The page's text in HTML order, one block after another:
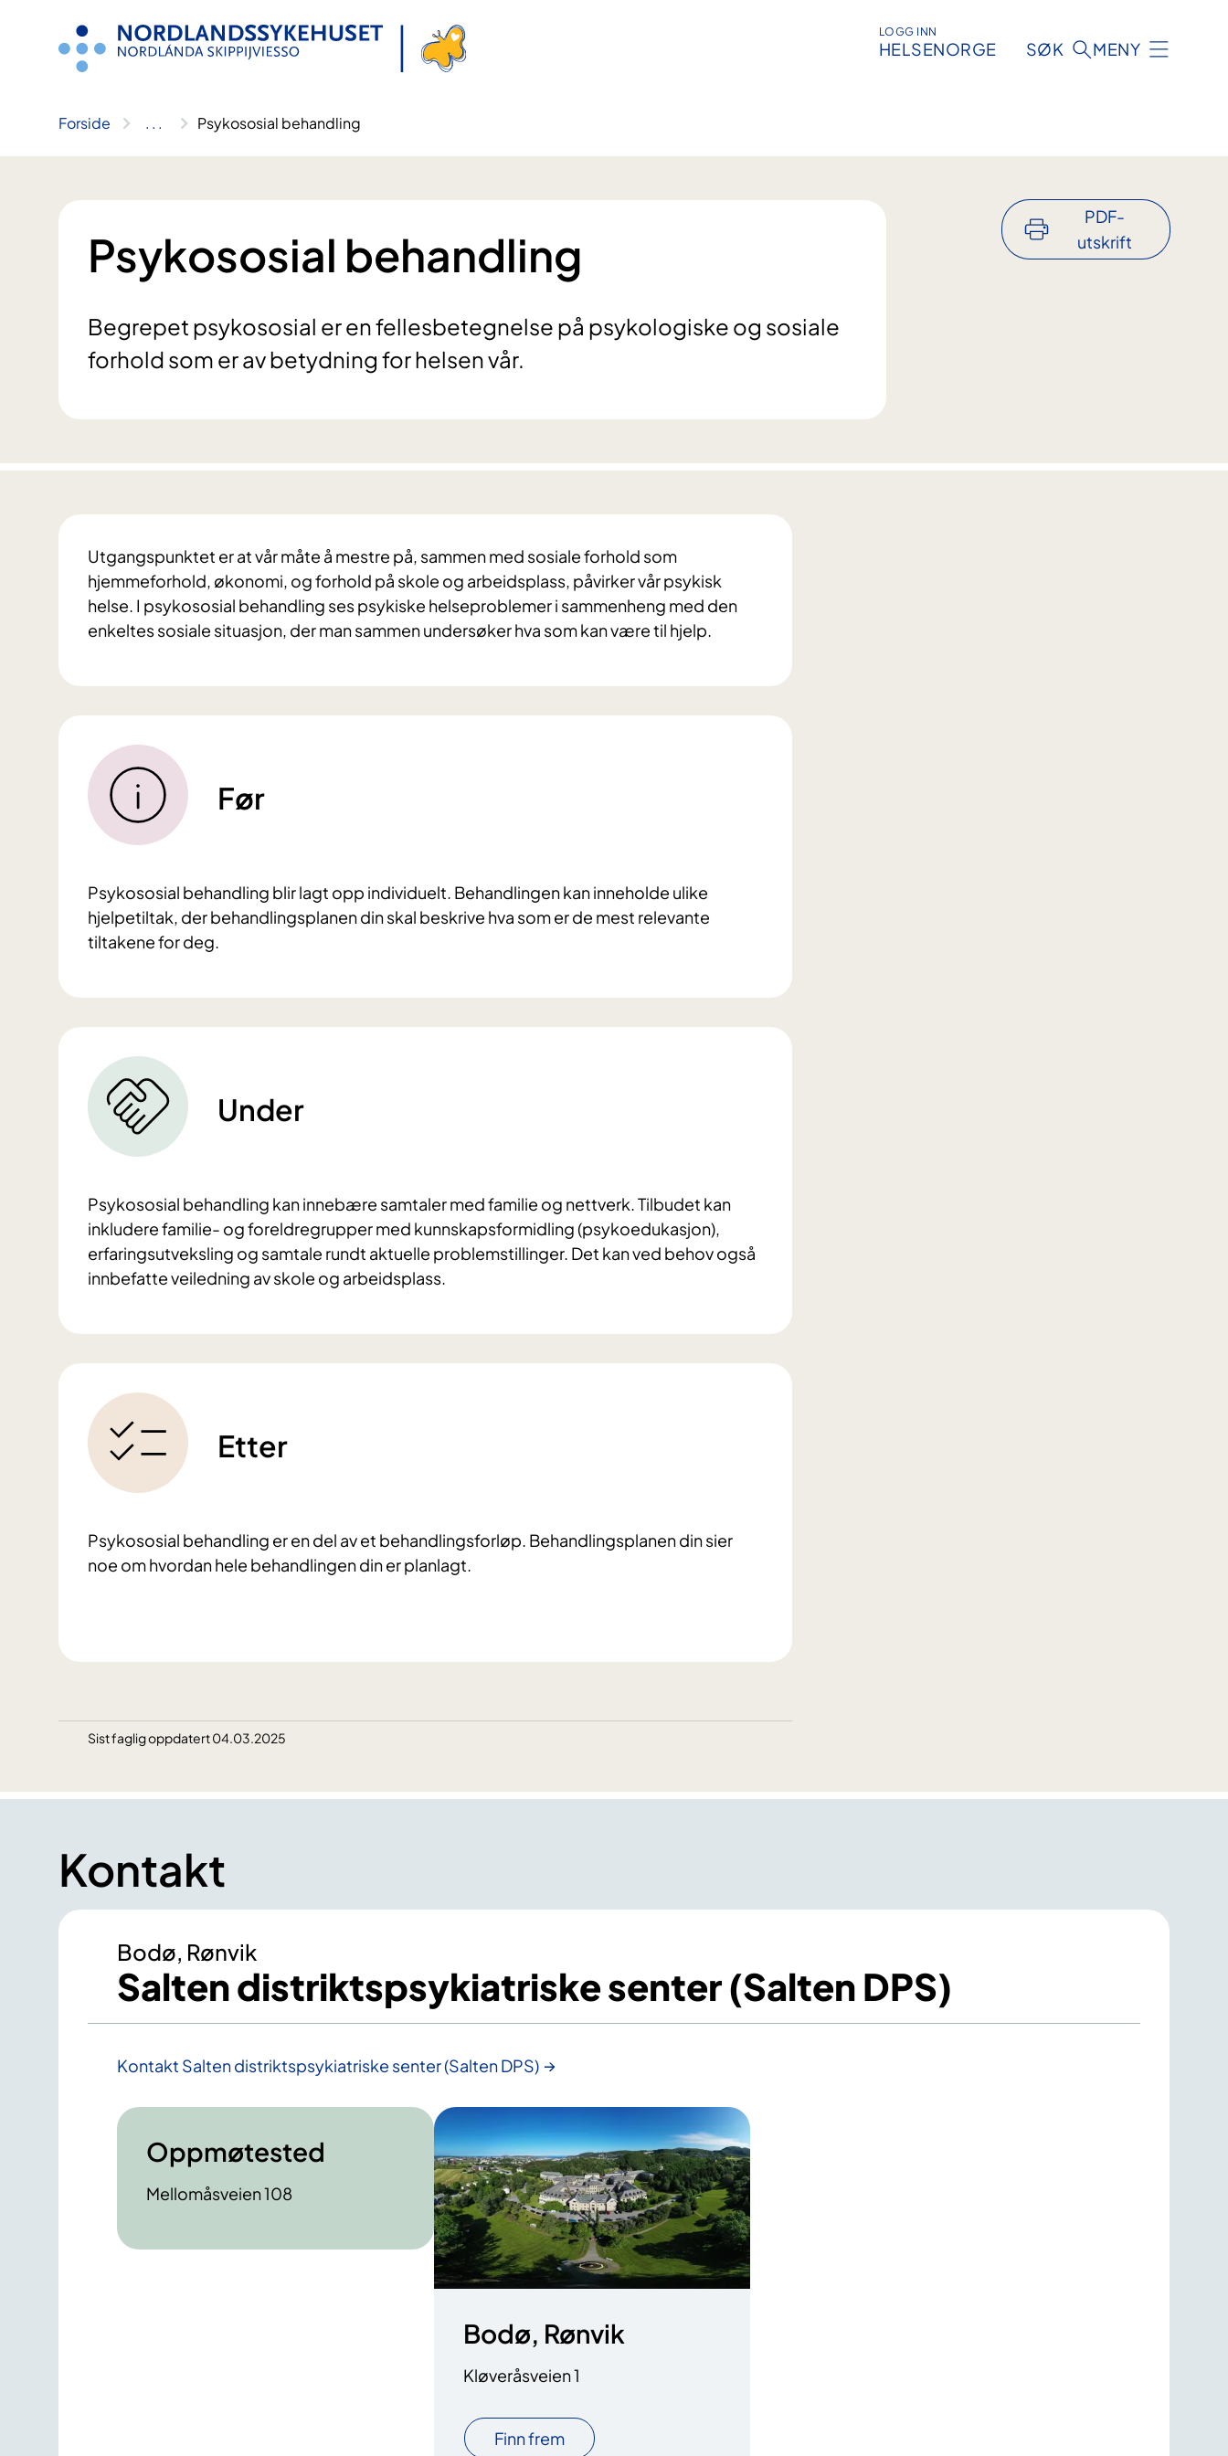
LOGG INN
HELSENORGE SØK MENY
Forside .. . Psykososial behandling
Psykososial behandling
Begrepet psykososial er en fellesbetegnelse på psykologiske og sosiale
forhold som er av betydning for helsen vår.
PDF-
utskrift
Utgangspunktet er at vår måte å mestre på, sammen med sosiale forhold som
hjemmeforhold, økonomi, og forhold på skole og arbeidsplass, påvirker vår psykisk
helse. I psykososial behandling ses psykiske helseproblemer i sammenheng med den
enkeltes sosiale situasjon, der man sammen undersøker hva som kan være til hjelp.
Før
Psykososial behandling blir lagt opp individuelt. Behandlingen kan inneholde ulike
hjelpetiltak, der behandlingsplanen din skal beskrive hva som er de mest relevante
tiltakene for deg.
Under
Psykososial behandling kan innebære samtaler med familie og nettverk. Tilbudet kan
inkludere familie- og foreldregrupper med kunnskapsformidling (psykoedukasjon),
erfaringsutveksling og samtale rundt aktuelle problemstillinger. Det kan ved behov også
innbefatte veiledning av skole og arbeidsplass.
Etter
Psykososial behandling er en del av et behandlingsforløp. Behandlingsplanen din sier
noe om hvordan hele behandlingen din er planlagt.
Sist faglig oppdatert 04.03.2025
Kontakt
Bodø, Rønvik
Salten distriktspsykiatriske senter (Salten DPS)
Kontakt Salten distriktspsykiatriske senter (Salten DPS)
Oppmøtested
Mellomåsveien 108
Bodø, Rønvik
Kløveråsveien 1
Finn frem